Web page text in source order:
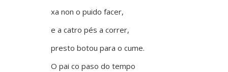
xa non o puido facer,
e a catro pés a correr,
presto botou para o cume.
O pai co paso do tempo